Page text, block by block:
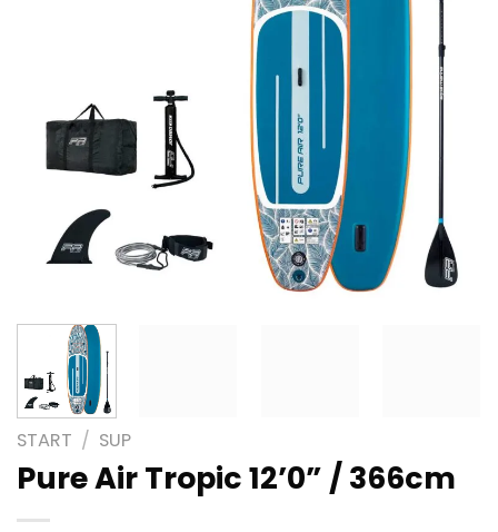
START / SUP
Pure Air Tropic 12’0” / 366cm